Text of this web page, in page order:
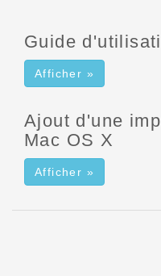
Guide
Afficher »
Ajout d'une
Mac OS X
Afficher »